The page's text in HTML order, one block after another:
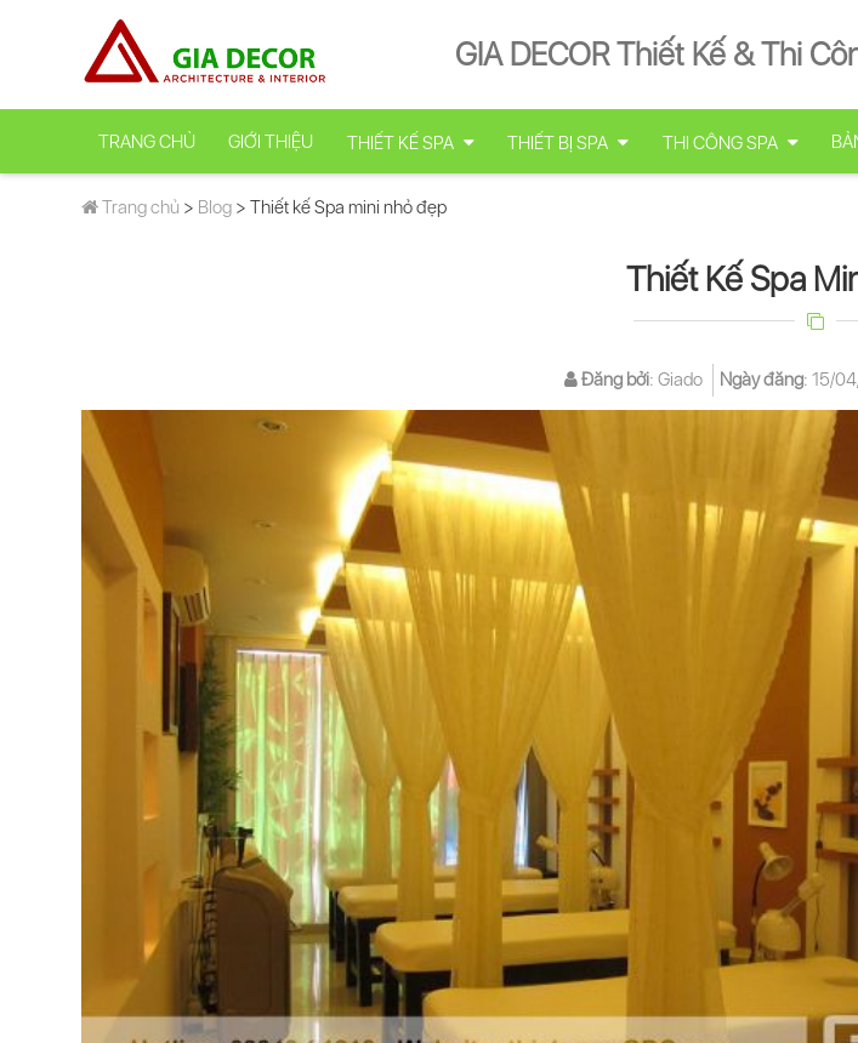
GIA DECOR Thiết Kế & Thi
TRANG CHỦ GIỚI THIỆU THIẾT KẾ SPA THIẾT BỊ SPA THI CÔNG SPA
Trang chủ > Blog > Thiết kế Spa mini nhỏ đẹp
Thiết Kế Spa
Đăng bởi: Giado Ngày đăng: 15/